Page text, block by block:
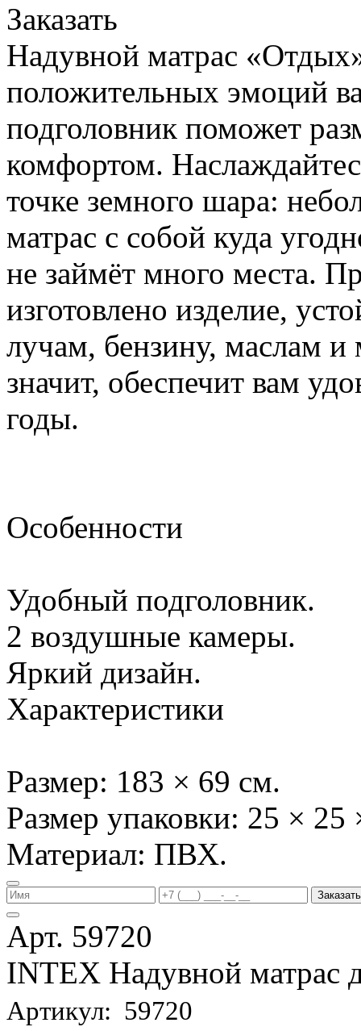
Заказать
Надувной матрас
положительных эмоций
подголовник поможет
комфортом.
точке земного шара:
матрас с собой куда
не займёт много места.
изготовлено изделие,
лучам, бензину, маслам
значит, обеспечит вам
годы.
Особенности
Удобный подголовник.
2 воздушные камеры.
Яркий дизайн.
Характеристики
Размер: 183 × 69 см.
Размер упаковки: 25 × 25
Материал: ПВХ.
Заказать
Арт. 59720
INTEX Надувной матрас
Артикул: 59720